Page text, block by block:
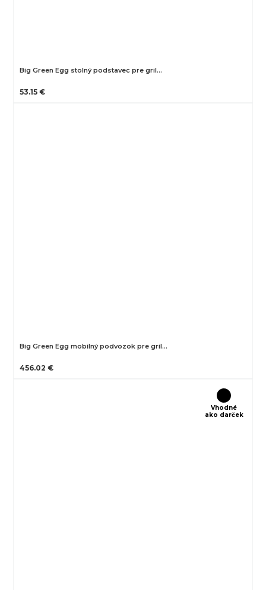
Big Green Egg stolný podstavec pre gril…
53.15 €
Big Green Egg mobilný podvozok pre gril…
456.02 €
Vhodné
ako darček